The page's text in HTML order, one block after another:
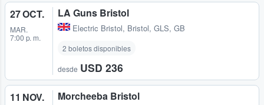
27 OCT.
MAR.
7:00 p. m.
LA Guns Bristol
Electric Bristol, Bristol, GLS, GB
2 boletos disponibles
desde USD 236
11 NOV. Morcheeba Bristol